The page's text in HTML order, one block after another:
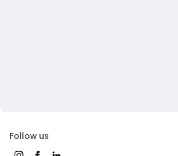
Follow us